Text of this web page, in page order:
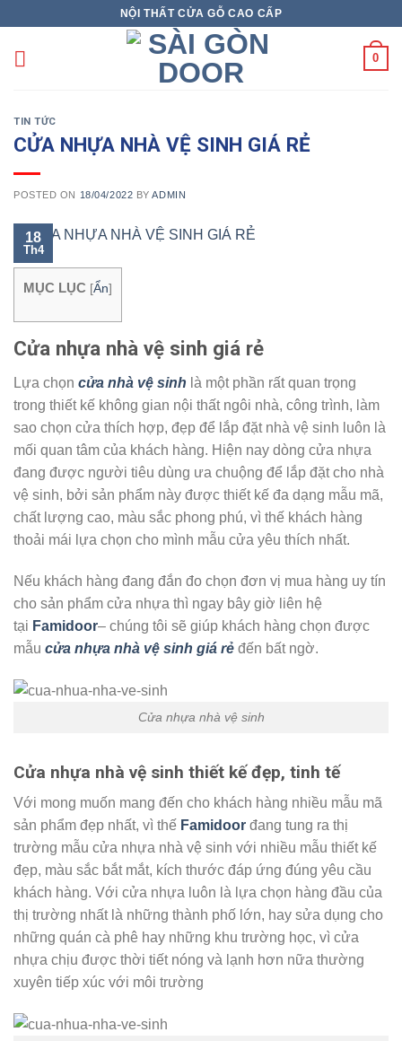
content
NỘI THẤT CỬA GỖ CAO CẤP
0
TIN TỨC
CỬA NHỰA NHÀ VỆ SINH GIÁ RẺ
POSTED ON 18/04/2022 BYADMIN
18
Th4
MỤC LỤC [Ẩn]
Cửa nhựa nhà vệ sinh giá rẻ
Lựa chọn cửa nhà vệ sinh là một phần rất quan trọng
trong thiết kế không gian nội thất ngôi nhà, công trình, làm
sao chọn cửa thích hợp, đẹp để lắp đặt nhà vệ sinh luôn là
mối quan tâm của khách hàng. Hiện nay dòng cửa nhựa
đang được người tiêu dùng ưa chuộng để lắp đặt cho nhà
vệ sinh, bởi sản phẩm này được thiết kế đa dạng mẫu mã,
chất lượng cao, màu sắc phong phú, vì thế khách hàng
thoải mái lựa chọn cho mình mẫu cửa yêu thích nhất.
Nếu khách hàng đang đắn đo chọn đơn vị mua hàng uy tín
cho sản phẩm cửa nhựa thì ngay bây giờ liên hệ
tại Famidoor– chúng tôi sẽ giúp khách hàng chọn được
mẫu cửa nhựa nhà vệ sinh giá rẻ đến bất ngờ.
Cửa nhựa nhà vệ sinh
Cửa nhựa nhà vệ sinh thiết kế đẹp, tinh tế
Với mong muốn mang đến cho khách hàng nhiều mẫu mã
sản phẩm đẹp nhất, vì thế Famidoor đang tung ra thị
trường mẫu cửa nhựa nhà vệ sinh với nhiều mẫu thiết kế
đẹp, màu sắc bắt mắt, kích thước đáp ứng đúng yêu cầu
khách hàng. Với cửa nhựa luôn là lựa chọn hàng đầu của
thị trường nhất là những thành phố lớn, hay sửa dụng cho
những quán cà phê hay những khu trường học, vì cửa
nhựa chịu được thời tiết nóng và lạnh hơn nữa thường
xuyên tiếp xúc với môi trường